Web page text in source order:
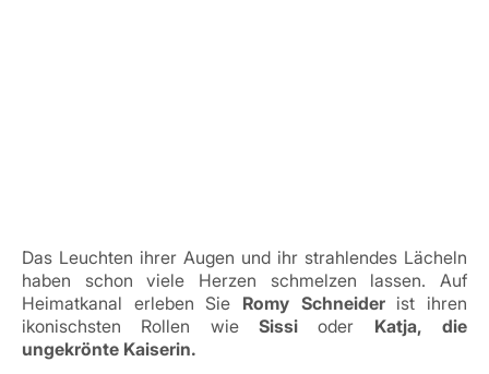
Das Leuchten ihrer Augen und ihr strahlendes Lächeln
haben schon viele Herzen schmelzen lassen. Auf
Heimatkanal erleben Sie Romy Schneiderist ihren
ikonischsten Rollen wieSissi oder Katja, die
ungekrönte Kaiserin.